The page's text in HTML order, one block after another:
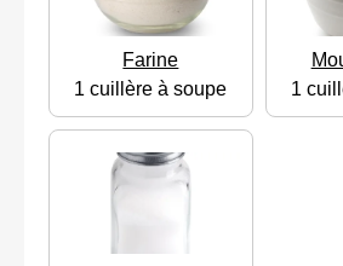
Farine
1 cuillère à soupe
1